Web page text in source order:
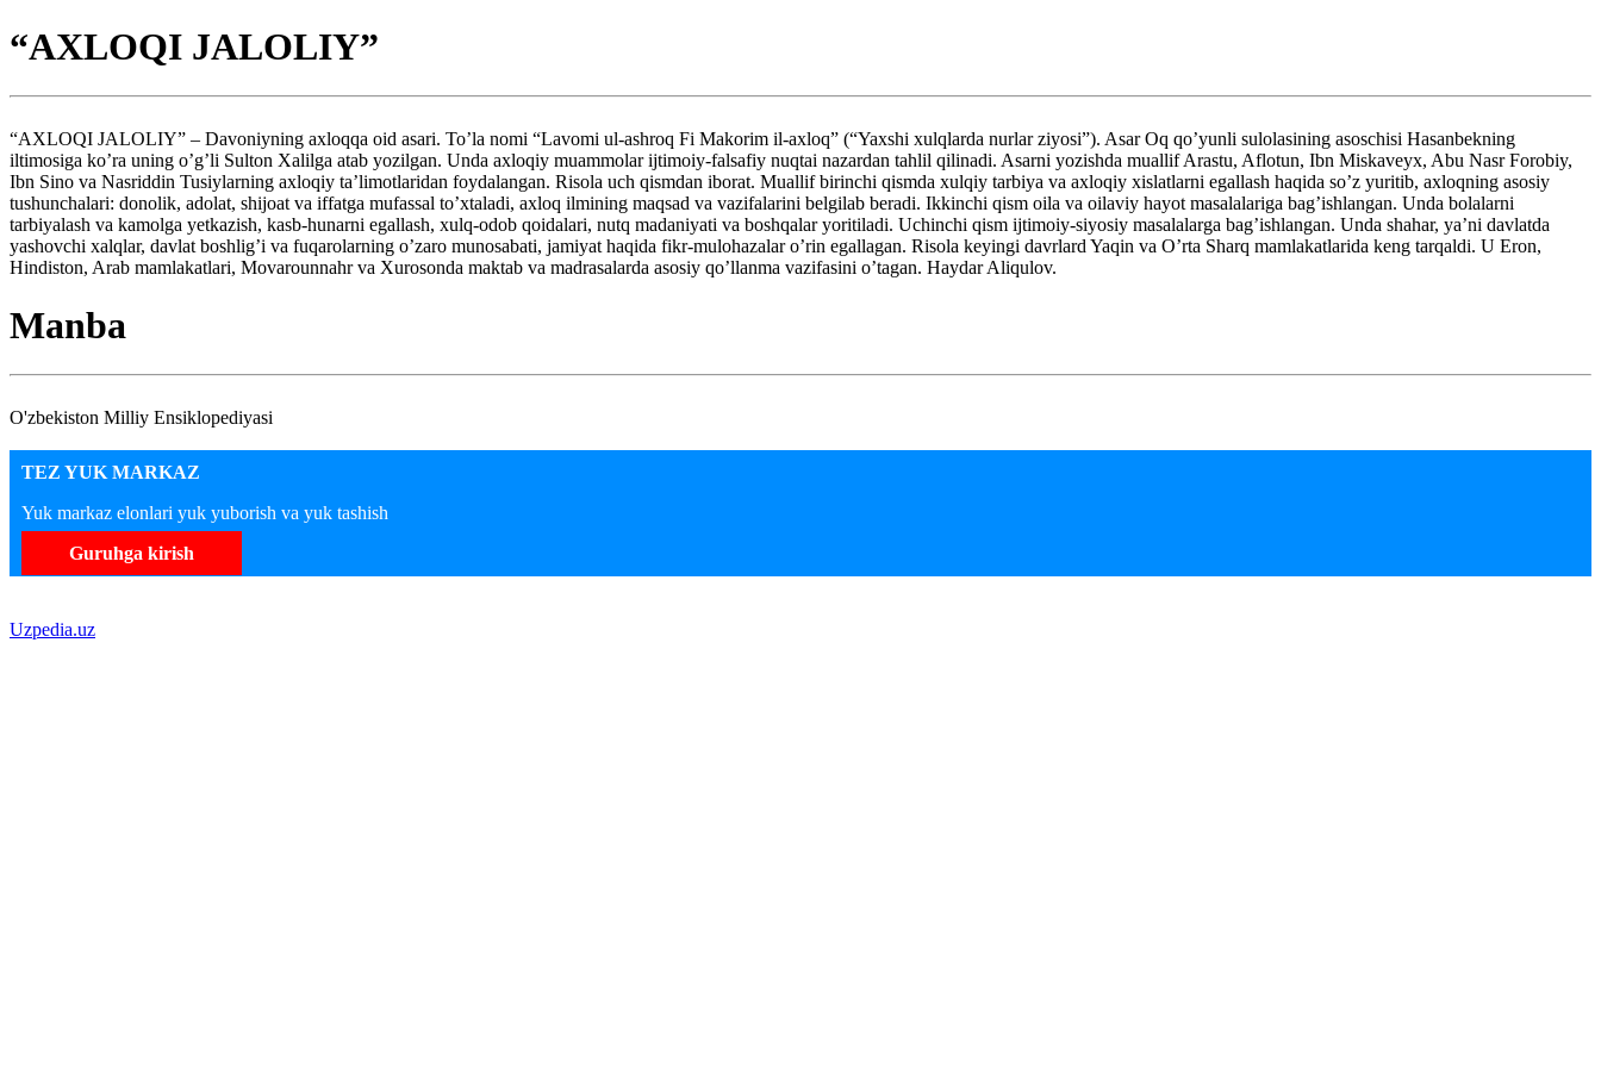
“AXLOQI JALOLIY”
“AXLOQI JALOLIY” – Davoniyning axloqqa oid asari. To’la nomi “Lavomi ul-ashroq Fi Makorim il-axloq” (“Yaxshi xulqlarda nurlar ziyosi”). Asar Oq qo’yunli sulolasining asoschisi Hasanbekning
iltimosiga ko’ra uning o’g’li Sulton Xalilga atab yozilgan. Unda axloqiy muammolar ijtimoiy-falsafiy nuqtai nazardan tahlil qilinadi. Asarni yozishda muallif Arastu, Aflotun, Ibn Miskaveyx, Abu Nasr Forobiy,
Ibn Sino va Nasriddin Tusiylarning axloqiy ta’limotlaridan foydalangan. Risola uch qismdan iborat. Muallif birinchi qismda xulqiy tarbiya va axloqiy xislatlarni egallash haqida so’z yuritib, axloqning asosiy
tushunchalari: donolik, adolat, shijoat va iffatga mufassal to’xtaladi, axloq ilmining maqsad va vazifalarini belgilab beradi. Ikkinchi qism oila va oilaviy hayot masalalariga bag’ishlangan. Unda bolalarni
tarbiyalash va kamolga yetkazish, kasb-hunarni egallash, xulq-odob qoidalari, nutq madaniyati va boshqalar yoritiladi. Uchinchi qism ijtimoiy-siyosiy masalalarga bag’ishlangan. Unda shahar, ya’ni davlatda
yashovchi xalqlar, davlat boshlig’i va fuqarolarning o’zaro munosabati, jamiyat haqida fikr-mulohazalar o’rin egallagan. Risola keyingi davrlard Yaqin va O’rta Sharq mamlakatlarida keng tarqaldi. U Eron,
Hindiston, Arab mamlakatlari, Movarounnahr va Xurosonda maktab va madrasalarda asosiy qo’llanma vazifasini o’tagan. Haydar Aliqulov.
Manba
O'zbekiston Milliy Ensiklopediyasi
TEZ YUK MARKAZ
Yuk markaz elonlari yuk yuborish va yuk tashish
Guruhga kirish
Uzpedia.uz